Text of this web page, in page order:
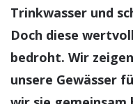
Trinkwasser und
Doch diese
bedroht. Wir
unsere Gewässer